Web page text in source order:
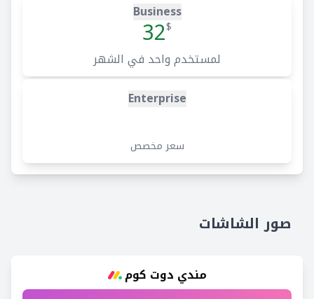
Business
$
32
لمستخدم واحد في الشهر
Enterprise
سعر مخصص
صور الشاشات
مندي دوت كوم